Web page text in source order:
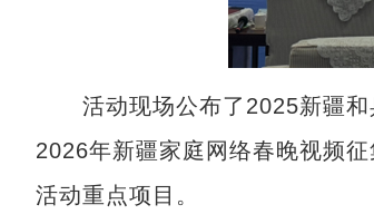
活动现场公布了2025新疆和兵
2026年新疆家庭网络春晚视频
活动重点项目。